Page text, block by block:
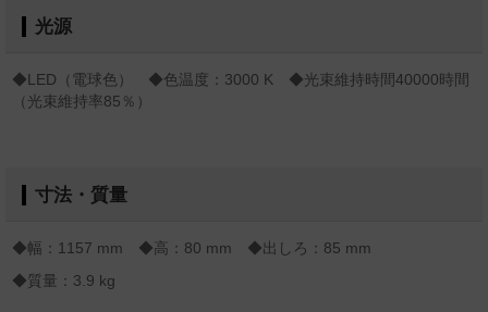
光源
◆LED（電球色） ◆色温度：3000 K ◆光束維持時間40000時間
（光束維持率85％）
寸法・質量
◆幅：1157 mm ◆高：80 mm ◆出しろ：85 mm
◆質量：3.9 kg